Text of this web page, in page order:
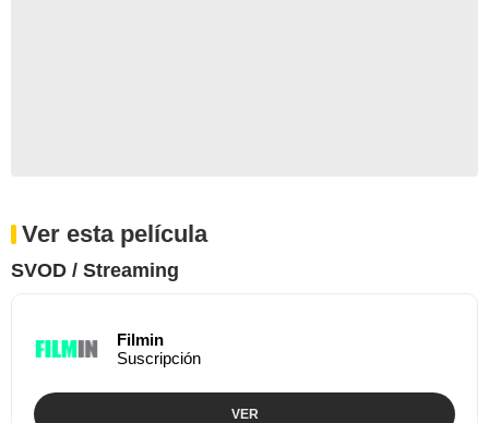
Ver esta película
SVOD / Streaming
Filmin
Suscripción
VER